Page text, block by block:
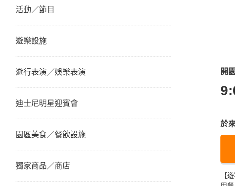
開
於
【
活動／節目
遊樂設施
遊行表演／娛樂表演
迪士尼明星迎賓會
園區美食／餐飲設施
獨家商品／商店